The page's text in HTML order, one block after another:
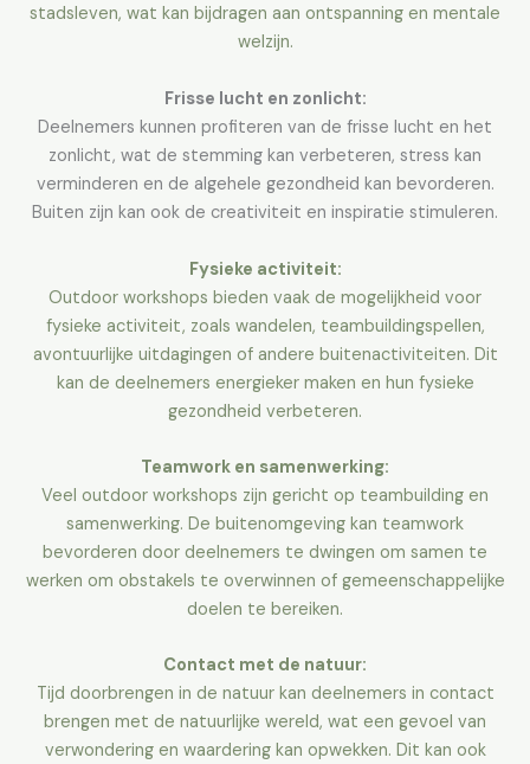
stadsleven, wat kan bijdragen aan ontspanning en mentale
welzijn.
Frisse lucht en zonlicht:
Deelnemers kunnen profiteren van de frisse lucht en het
zonlicht, wat de stemming kan verbeteren, stress kan
verminderen en de algehele gezondheid kan bevorderen.
Buiten zijn kan ook de creativiteit en inspiratie stimuleren.
Fysieke activiteit:
Outdoor workshops bieden vaak de mogelijkheid voor
fysieke activiteit, zoals wandelen, teambuildingspellen,
avontuurlijke uitdagingen of andere buitenactiviteiten. Dit
kan de deelnemers energieker maken en hun fysieke
gezondheid verbeteren.
Teamwork en samenwerking:
Veel outdoor workshops zijn gericht op teambuilding en
samenwerking. De buitenomgeving kan teamwork
bevorderen door deelnemers te dwingen om samen te
werken om obstakels te overwinnen of gemeenschappelijke
doelen te bereiken.
Contact met de natuur:
Tijd doorbrengen in de natuur kan deelnemers in contact
brengen met de natuurlijke wereld, wat een gevoel van
verwondering en waardering kan opwekken. Dit kan ook